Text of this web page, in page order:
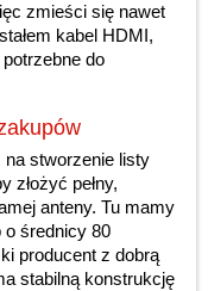
zmieści się nawet
kabel HDMI,
do
na stworzenie listy
złożyć pełny,
anteny. Tu mamy
o średnicy 80
producent z dobrą
stabilną konstrukcję